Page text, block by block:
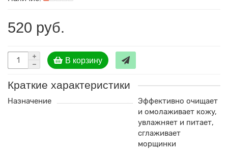
520 руб.
В корзину
Краткие характеристики
Назначение
Эффективно очищает
и омолаживает кожу,
увлажняет и питает,
сглаживает
морщинки